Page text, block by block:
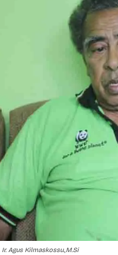
Agus Kilmaskossu.,M.Si